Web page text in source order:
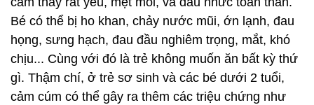
Bé có thể bị ho khan, chảy nước mũi, ớn lạnh, đau
họng, sưng hạch, đau đầu nghiêm trọng, mắt, khó
chịu... Cùng với đó là trẻ không muốn ăn bất kỳ thứ
gì. Thậm chí, ở trẻ sơ sinh và các bé dưới 2 tuổi,
cảm cúm có thể gây ra thêm các triệu chứng như